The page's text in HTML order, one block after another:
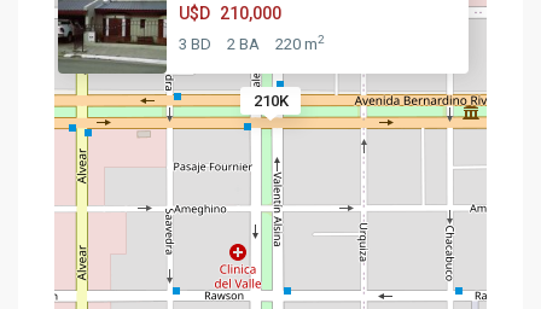
210K
U$D 210,000
3 BD 2 BA 220 m2